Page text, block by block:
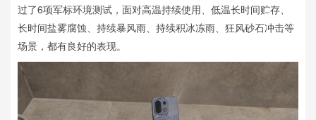
过了6项军标环境测试，面对高温持续使用、低温长时间贮存、
长时间盐雾腐蚀、持续暴风雨、持续积冰冻雨、狂风砂石冲击等
场景，都有良好的表现。